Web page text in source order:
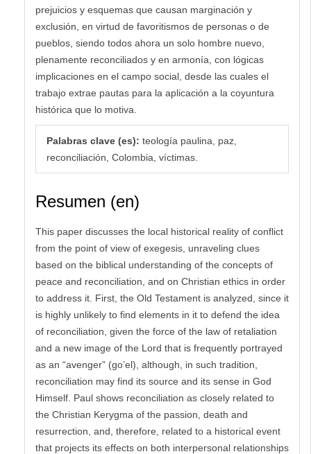
prejuicios y esquemas que causan marginación y
exclusión, en virtud de favoritismos de personas o de
pueblos, siendo todos ahora un solo hombre nuevo,
plenamente reconciliados y en armonía, con lógicas
implicaciones en el campo social, desde las cuales el
trabajo extrae pautas para la aplicación a la coyuntura
histórica que lo motiva.
Palabras clave (es): teología paulina, paz,
reconciliación, Colombia, víctimas.
Resumen (en)
This paper discusses the local historical reality of conflict
from the point of view of exegesis, unraveling clues
based on the biblical understanding of the concepts of
peace and reconciliation, and on Christian ethics in order
to address it. First, the Old Testament is analyzed, since it
is highly unlikely to find elements in it to defend the idea
of reconciliation, given the force of the law of retaliation
and a new image of the Lord that is frequently portrayed
as an “avenger” (go’el), although, in such tradition,
reconciliation may find its source and its sense in God
Himself. Paul shows reconciliation as closely related to
the Christian Kerygma of the passion, death and
resurrection, and, therefore, related to a historical event
that projects its effects on both interpersonal relationships